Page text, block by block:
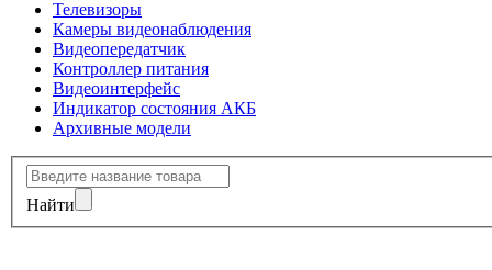
Телевизоры
Камеры видеонаблюдения
Видеопередатчик
Контроллер питания
Видеоинтерфейс
Индикатор состояния АКБ
Архивные модели
Найти